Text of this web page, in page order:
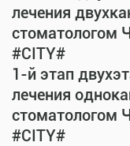
лечения
стоматологом
#CITY#
1-й этап
лечения
стоматологом
#CITY#